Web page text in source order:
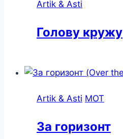
Artik & Asti
Голову кружу
Artik & Asti MOT
За горизонт